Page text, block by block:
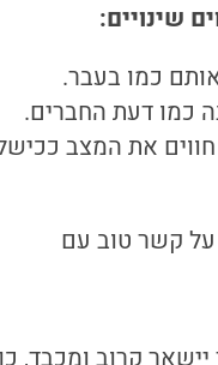
שינויים:
כמו בעבר.
כמו דעת החברים.
את המצב
על קשר טוב עם